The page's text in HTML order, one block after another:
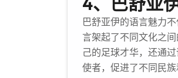
巴舒亚伊的语言魅力
言架起了不同文化之
己的足球才华，还通
使者，促进了不同民族